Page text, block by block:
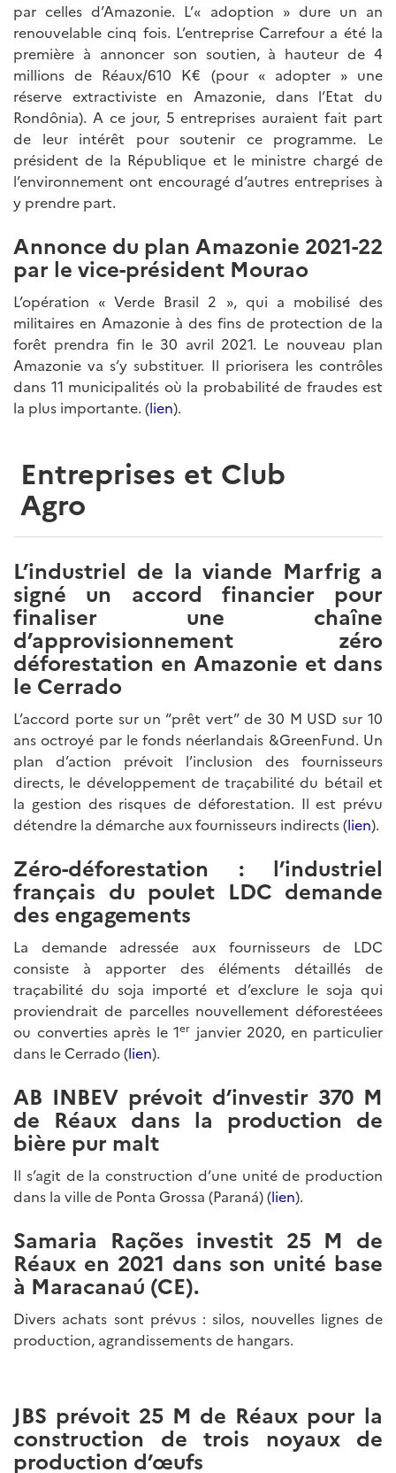
par celles d’Amazonie. L’« adoption » dure un an
renouvelable cinq fois. L’entreprise Carrefour a été la
première à annoncer son soutien, à hauteur de 4
millions de Réaux/610 K€ (pour « adopter » une
réserve extractiviste en Amazonie, dans l’Etat du
Rondônia). A ce jour, 5 entreprises auraient fait part
de leur intérêt pour soutenir ce programme. Le
président de la République et le ministre chargé de
l’environnement ont encouragé d’autres entreprises à
y prendre part.
Annonce du plan Amazonie 2021-22
par le vice-président Mourao
L’opération « Verde Brasil 2 », qui a mobilisé des
militaires en Amazonie à des fins de protection de la
forêt prendra fin le 30 avril 2021. Le nouveau plan
Amazonie va s’y substituer. Il priorisera les contrôles
dans 11 municipalités où la probabilité de fraudes est
la plus importante. (lien).
Entreprises et Club
Agro
L’industriel de la viande Marfrig a
signé un accord financier pour
finaliser une chaîne
d’approvisionnement zéro
déforestation en Amazonie et dans
le Cerrado
L’accord porte sur un “prêt vert” de 30 M USD sur 10
ans octroyé par le fonds néerlandais &GreenFund. Un
plan d’action prévoit l’inclusion des fournisseurs
directs, le développement de traçabilité du bétail et
la gestion des risques de déforestation. Il est prévu
détendre la démarche aux fournisseurs indirects (lien).
Zéro-déforestation : l’industriel
français du poulet LDC demande
des engagements
La demande adressée aux fournisseurs de LDC
consiste à apporter des éléments détaillés de
traçabilité du soja importé et d’exclure le soja qui
proviendrait de parcelles nouvellement déforestéees
ou converties après le 1er janvier 2020, en particulier
dans le Cerrado (lien).
AB INBEV prévoit d’investir 370 M
de Réaux dans la production de
bière pur malt
Il s’agit de la construction d’une unité de production
dans la ville de Ponta Grossa (Paraná) (lien).
Samaria Rações investit 25 M de
Réaux en 2021 dans son unité base
à Maracanaú (CE).
Divers achats sont prévus : silos, nouvelles lignes de
production, agrandissements de hangars.
JBS prévoit 25 M de Réaux pour la
construction de trois noyaux de
production d’œufs